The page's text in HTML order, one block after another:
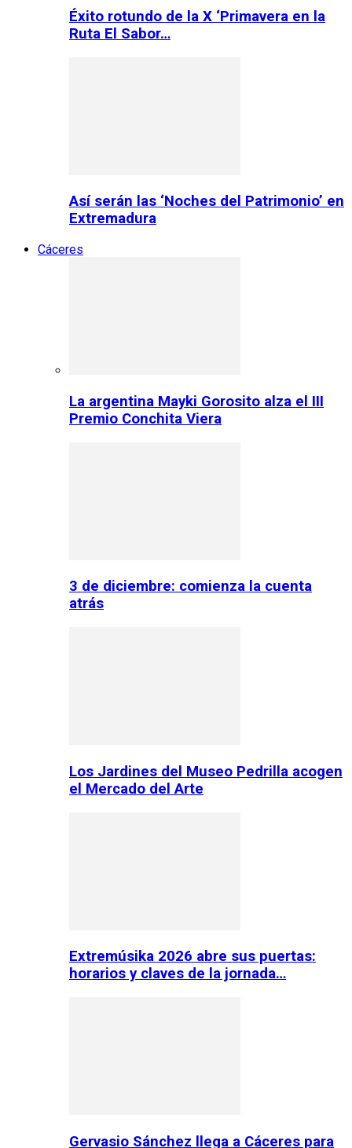
Éxito rotundo de la X ‘Primavera en la
Ruta El Sabor…
Así serán las ‘Noches del Patrimonio’ en
Extremadura
Cáceres
La argentina Mayki Gorosito alza el III
Premio Conchita Viera
3 de diciembre: comienza la cuenta
atrás
Los Jardines del Museo Pedrilla acogen
el Mercado del Arte
Extremúsika 2026 abre sus puertas:
horarios y claves de la jornada…
Gervasio Sánchez llega a Cáceres para